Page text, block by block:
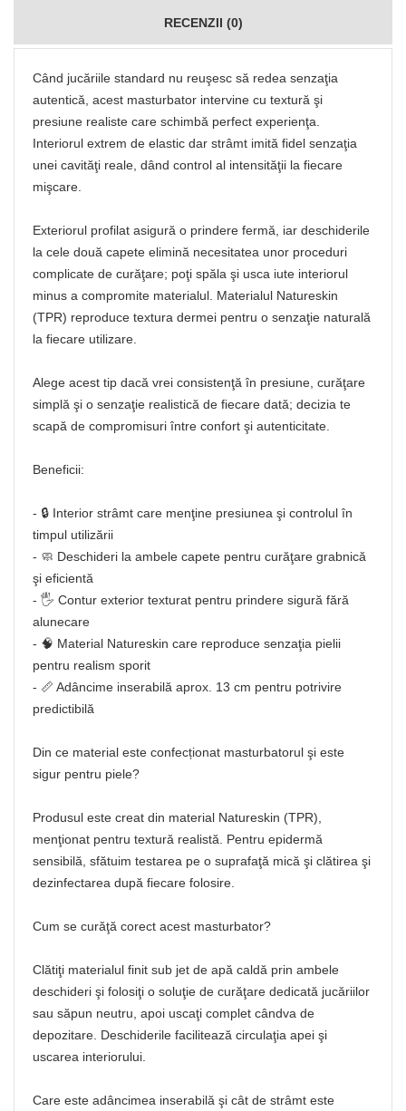
RECENZII (0)
Când jucăriile standard nu reuşesc să redea senzaţia
autentică, acest masturbator intervine cu textură şi
presiune realiste care schimbă perfect experienţa.
Interiorul extrem de elastic dar strâmt imită fidel senzaţia
unei cavităţi reale, dând control al intensităţii la fiecare
mişcare.
Exteriorul profilat asigură o prindere fermă, iar deschiderile
la cele două capete elimină necesitatea unor proceduri
complicate de curăţare; poţi spăla şi usca iute interiorul
minus a compromite materialul. Materialul Natureskin
(TPR) reproduce textura dermei pentru o senzaţie naturală
la fiecare utilizare.
Alege acest tip dacă vrei consistenţă în presiune, curăţare
simplă şi o senzaţie realistică de fiecare dată; decizia te
scapă de compromisuri între confort şi autenticitate.
Beneficii:
- 🔒 Interior strâmt care menţine presiunea şi controlul în
timpul utilizării
- 🧼 Deschideri la ambele capete pentru curăţare grabnică
şi eficientă
- 🖐️ Contur exterior texturat pentru prindere sigură fără
alunecare
- 🧠 Material Natureskin care reproduce senzaţia pielii
pentru realism sporit
- 📏 Adâncime inserabilă aprox. 13 cm pentru potrivire
predictibilă
Din ce material este confecționat masturbatorul şi este
sigur pentru piele?
Produsul este creat din material Natureskin (TPR),
menţionat pentru textură realistă. Pentru epidermă
sensibilă, sfătuim testarea pe o suprafaţă mică şi clătirea şi
dezinfectarea după fiecare folosire.
Cum se curăţă corect acest masturbator?
Clătiţi materialul finit sub jet de apă caldă prin ambele
deschideri şi folosiţi o soluţie de curăţare dedicată jucăriilor
sau săpun neutru, apoi uscaţi complet cândva de
depozitare. Deschiderile facilitează circulaţia apei şi
uscarea interiorului.
Care este adâncimea inserabilă şi cât de strâmt este